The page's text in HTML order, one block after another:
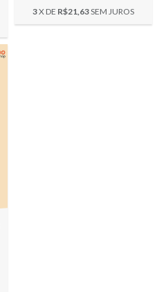
3X DE R$21,63SEM JUROS